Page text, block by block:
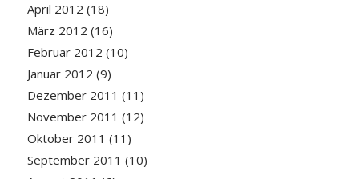
April 2012 (18)
März 2012 (16)
Februar 2012 (10)
Januar 2012 (9)
Dezember 2011 (11)
November 2011 (12)
Oktober 2011 (11)
September 2011 (10)